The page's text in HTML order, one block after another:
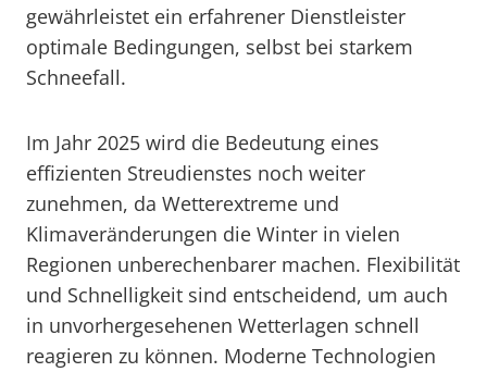
gewährleistet ein erfahrener Dienstleister
optimale Bedingungen, selbst bei starkem
Schneefall.
Im Jahr 2025 wird die Bedeutung eines
effizienten Streudienstes noch weiter
zunehmen, da Wetterextreme und
Klimaveränderungen die Winter in vielen
Regionen unberechenbarer machen. Flexibilität
und Schnelligkeit sind entscheidend, um auch
in unvorhergesehenen Wetterlagen schnell
reagieren zu können. Moderne Technologien